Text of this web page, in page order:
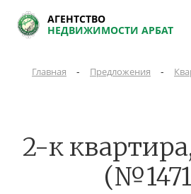
АГЕНТСТВО
НЕДВИЖИМОСТИ АРБАТ
Главная - Предложения -
2-к